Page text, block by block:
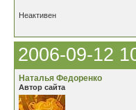
Неактивен
2006-09-12
Наталья Федоренко
Автор сайта